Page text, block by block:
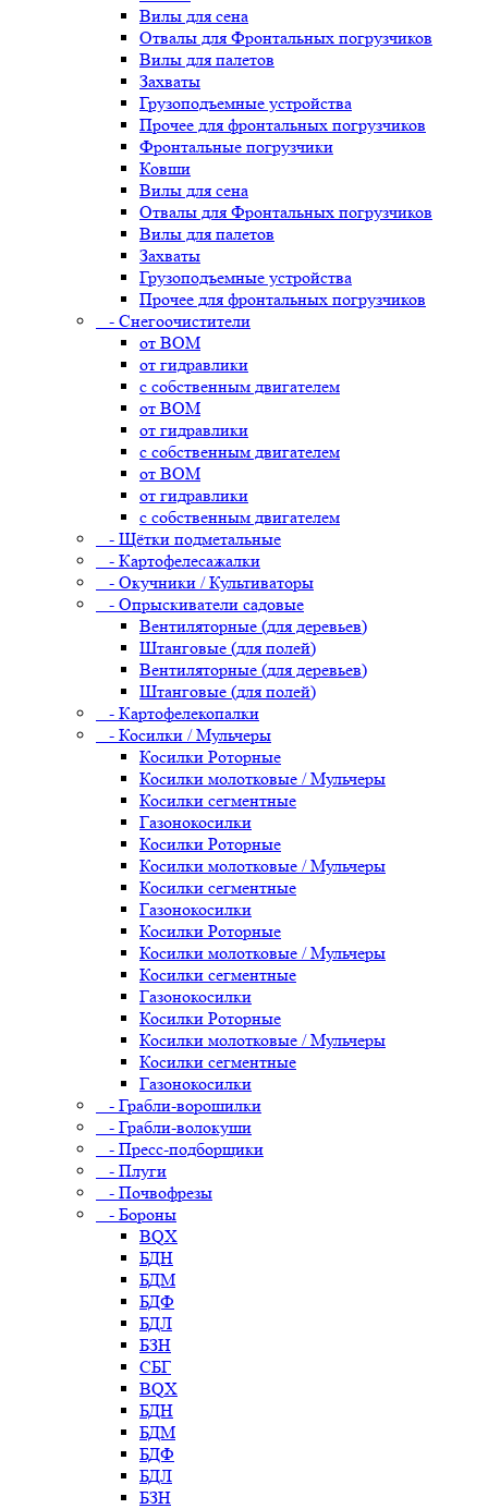
Вилы для сена
Отвалы для Фронтальных погрузчиков
Вилы для палетов
Захваты
Грузоподъемные устройства
Прочее для фронтальных погрузчиков
Фронтальные погрузчики
Ковши
Вилы для сена
Отвалы для Фронтальных погрузчиков
Вилы для палетов
Захваты
Грузоподъемные устройства
Прочее для фронтальных погрузчиков
- Снегоочистители
от ВОМ
от гидравлики
с собственным двигателем
от ВОМ
от гидравлики
с собственным двигателем
от ВОМ
от гидравлики
с собственным двигателем
- Щётки подметальные
- Картофелесажалки
- Окучники / Культиваторы
- Опрыскиватели садовые
Вентиляторные (для деревьев)
Штанговые (для полей)
Вентиляторные (для деревьев)
Штанговые (для полей)
- Картофелекопалки
- Косилки / Мульчеры
Косилки Роторные
Косилки молотковые / Мульчеры
Косилки сегментные
Газонокосилки
Косилки Роторные
Косилки молотковые / Мульчеры
Косилки сегментные
Газонокосилки
Косилки Роторные
Косилки молотковые / Мульчеры
Косилки сегментные
Газонокосилки
Косилки Роторные
Косилки молотковые / Мульчеры
Косилки сегментные
Газонокосилки
- Грабли-ворошилки
- Грабли-волокуши
- Пресс-подборщики
- Плуги
- Почвофрезы
- Бороны
BQX
БДН
БДМ
БДФ
БДЛ
БЗН
СБГ
BQX
БДН
БДМ
БДФ
БДЛ
БЗН